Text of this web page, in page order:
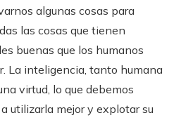
algunas cosas para
las cosas que tienen
buenas que los humanos
La inteligencia, tanto humana
virtud, lo que debemos
utilizarla mejor y explotar su